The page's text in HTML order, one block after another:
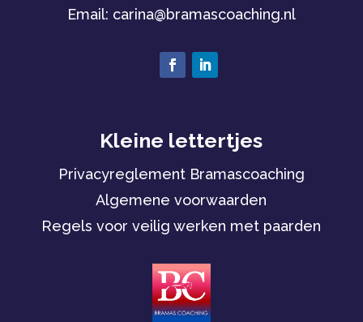
Email: carina@bramascoaching.nl
Kleine lettertjes
Privacyreglement Bramascoaching
Algemene voorwaarden
Regels voor veilig werken met paarden